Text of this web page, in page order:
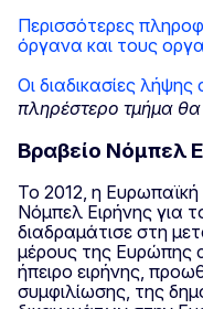
Περισσότερες
όργανα και τους
Οι διαδικασίες
πληρέστερο τμήμα θα
Βραβείο Νόμπελ
Το 2012, η
Νόμπελ Ειρήνης για
διαδραμάτισε στη
μέρους της Ευρώπης
ήπειρο ειρήνης,
συμφιλίωσης, της